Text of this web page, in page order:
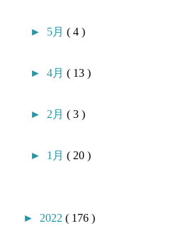
► 5月( 4 )
►4月( 13 )
► 2月( 3 )
► 1月( 20 )
► 2022( 176 )